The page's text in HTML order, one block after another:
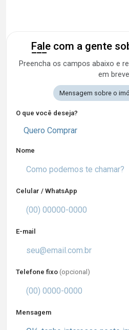
Fale com a gente
Preencha os campos abaixo e
em
Mensagem sobre o
O que você deseja?
Quero Comprar
Nome
Celular / WhatsApp
E-mail
Telefone fixo (opcional)
Mensagem